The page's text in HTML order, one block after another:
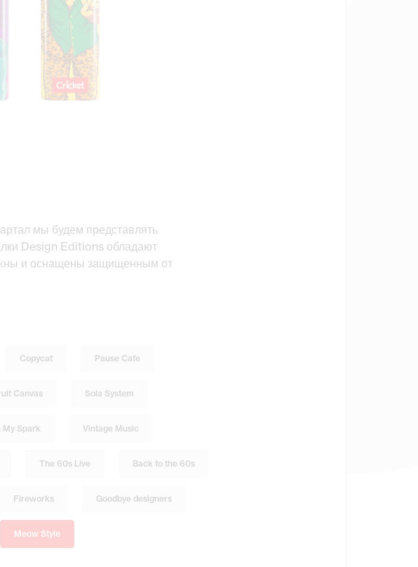
мы будем представлять
Design Editions обладают
и оснащены защищенным от
Copycat Pause Cafe
Canvas Sola System
My Spark Vintage Music
The 60s Live Back to the 60s
Fireworks Goodbye designers
Meow Style